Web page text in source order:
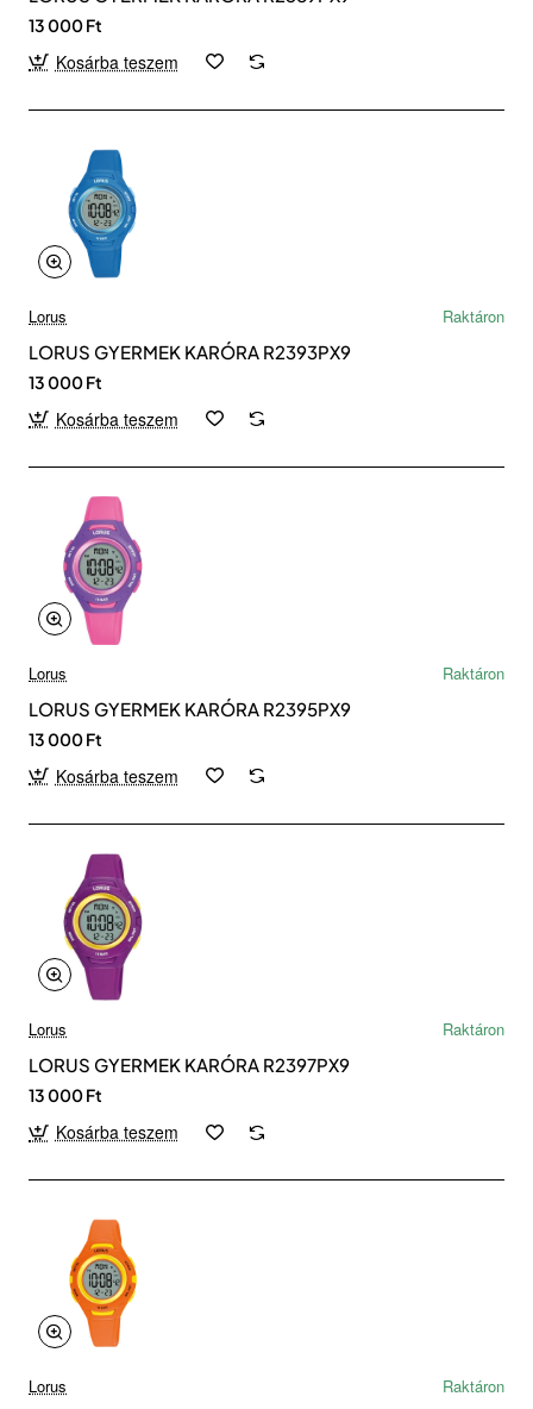
13 000 Ft
Kosárba teszem
Lorus
Raktáron
LORUS GYERMEK KARÓRA R2393PX9
13 000 Ft
Kosárba teszem
Lorus
Raktáron
LORUS GYERMEK KARÓRA R2395PX9
13 000 Ft
Kosárba teszem
Lorus
Raktáron
LORUS GYERMEK KARÓRA R2397PX9
13 000 Ft
Kosárba teszem
Lorus
Raktáron